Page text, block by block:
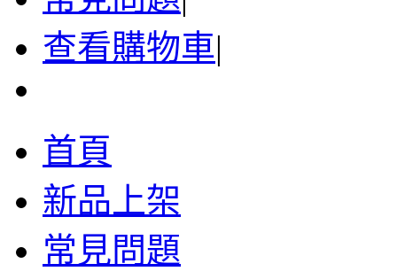
查看購物車|
首頁
新品上架
常見問題